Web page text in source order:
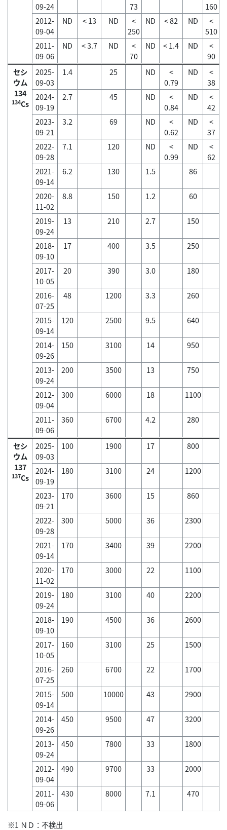
09-24
73
160
2012-
09-04
ND < 13 ND
<
250
ND < 82 ND
<
510
2011-
09-06
ND < 3.7 ND
<
70
ND < 1.4 ND
<
90
セシ
ウム
134
134Cs
2025-
09-03
1.4 25 ND
<
0.79
ND
<
38
2024-
09-19
2.7 45 ND
<
0.84
ND
<
42
2023-
09-21
3.2 69 ND
<
0.62
ND
<
37
2022-
09-28
7.1 120 ND
<
0.99
ND
<
62
2021-
09-14
6.2 130 1.5 86
2020-
11-02
8.8 150 1.2 60
2019-
09-24
13 210 2.7 150
2018-
09-10
17 400 3.5 250
2017-
10-05
20 390 3.0 180
2016-
07-25
48 1200 3.3 260
2015-
09-14
120 2500 9.5 640
2014-
09-26
150 3100 14 950
2013-
09-24
200 3500 13 750
2012-
09-04
300 6000 18 1100
2011-
09-06
360 6700 4.2 280
セシ
ウム
137
137Cs
2025-
09-03
100 1900 17 800
2024-
09-19
180 3100 24 1200
2023-
09-21
170 3600 15 860
2022-
09-28
300 5000 36 2300
2021-
09-14
170 3400 39 2200
2020-
11-02
170 3000 22 1100
2019-
09-24
180 3100 40 2200
2018-
09-10
190 4500 36 2600
2017-
10-05
160 3100 25 1500
2016-
07-25
260 6700 22 1700
2015-
09-14
500 10000 43 2900
2014-
09-26
450 9500 47 3200
2013-
09-24
450 7800 33 1800
2012-
09-04
490 9700 33 2000
2011-
09-06
430 8000 7.1 470
※1 ＮＤ：不検出